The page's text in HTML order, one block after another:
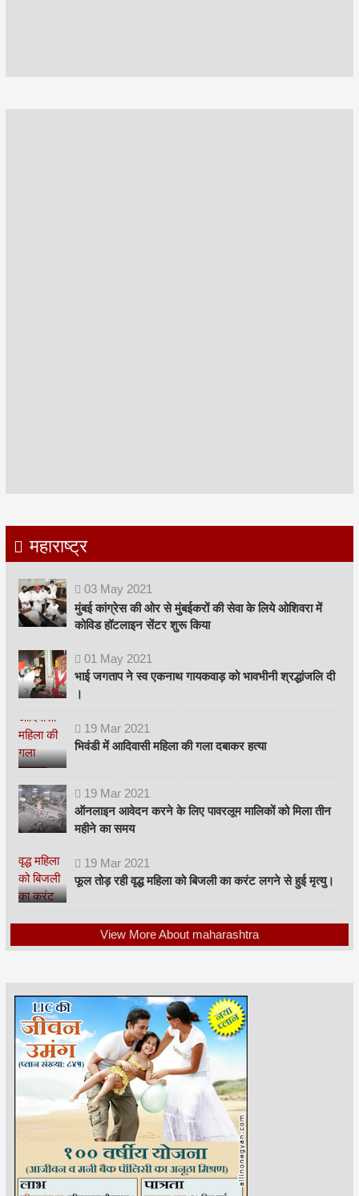
महाराष्ट्र
03 May 2021
मुंबई कांग्रेस की ओर से मुंबईकरों की सेवा के लिये ओशिवरा में
कोविड हॉटलाइन सेंटर शुरू किया
01 May 2021
भाई जगताप ने स्व एकनाथ गायकवाड़ को भावभीनी श्रद्धांजलि दी
।
19 Mar 2021
भिवंडी में आदिवासी महिला की गला दबाकर हत्या
19 Mar 2021
ऑनलाइन आवेदन करने के लिए पावरलूम मालिकों को मिला तीन
महीने का समय
19 Mar 2021
फूल तोड़ रही वृद्ध महिला को बिजली का करंट लगने से हुई मृत्यु।
View More About maharashtra